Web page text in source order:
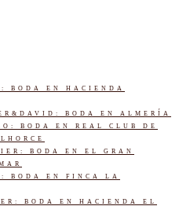
BODA EN HACIENDA
BODA EN ALMERÍA
BODA EN REAL CLUB DE
BODA EN EL GRAN
BODA EN FINCA LA
BODA EN HACIENDA EL